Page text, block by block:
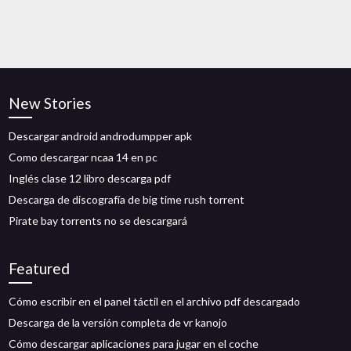
New Stories
Descargar android androdumpper apk
Como descargar ncaa 14 en pc
Inglés clase 12 libro descarga pdf
Descarga de discografía de big time rush torrent
Pirate bay torrents no se descargará
Featured
Cómo escribir en el panel táctil en el archivo pdf descargado
Descarga de la versión completa de vr kanojo
Cómo descargar aplicaciones para jugar en el coche